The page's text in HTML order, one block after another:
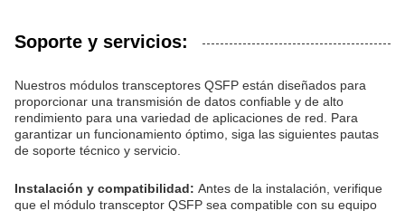
Soporte y servicios:
Nuestros módulos transceptores QSFP están diseñados para
proporcionar una transmisión de datos confiable y de alto
rendimiento para una variedad de aplicaciones de red. Para
garantizar un funcionamiento óptimo, siga las siguientes pautas
de soporte técnico y servicio.
Instalación y compatibilidad: Antes de la instalación, verifique
que el módulo transceptor QSFP sea compatible con su equipo